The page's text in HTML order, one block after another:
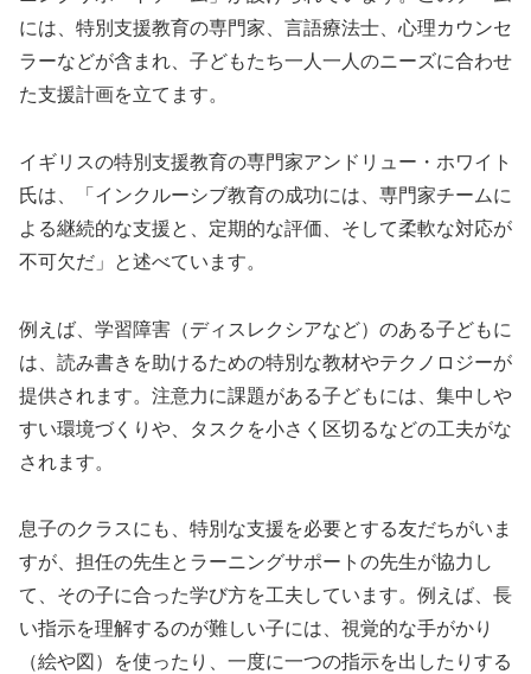
には、特別支援教育の専門家、言語療法士、心理カウンセ
ラーなどが含まれ、子どもたち一人一人のニーズに合わせ
た支援計画を立てます。
イギリスの特別支援教育の専門家アンドリュー・ホワイト
氏は、「インクルーシブ教育の成功には、専門家チームに
よる継続的な支援と、定期的な評価、そして柔軟な対応が
不可欠だ」と述べています。
例えば、学習障害（ディスレクシアなど）のある子どもに
は、読み書きを助けるための特別な教材やテクノロジーが
提供されます。注意力に課題がある子どもには、集中しや
すい環境づくりや、タスクを小さく区切るなどの工夫がな
されます。
息子のクラスにも、特別な支援を必要とする友だちがいま
すが、担任の先生とラーニングサポートの先生が協力し
て、その子に合った学び方を工夫しています。例えば、長
い指示を理解するのが難しい子には、視覚的な手がかり
（絵や図）を使ったり、一度に一つの指示を出したりする